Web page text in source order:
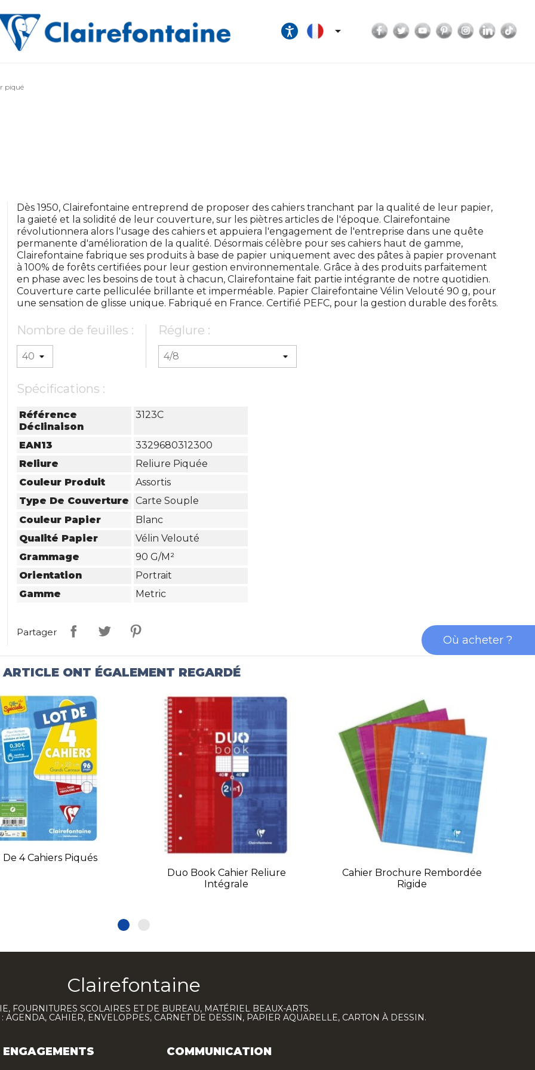
 Facebook
TwitterYouTubePinterestInstagram
piqué
Dès 1950, Clairefontaine entreprend de proposer des cahiers tranchant par la qualité de leur papier,
la gaieté et la solidité de leur couverture, sur les piètres articles de l'époque. Clairefontaine
révolutionnera alors l'usage des cahiers et appuiera l'engagement de l'entreprise dans une quête
permanente d'amélioration de la qualité. Désormais célèbre pour ses cahiers haut de gamme,
Clairefontaine fabrique ses produits à base de papier uniquement avec des pâtes à papier provenant
à 100% de forêts certifiées pour leur gestion environnementale. Grâce à des produits parfaitement
en phase avec les besoins de tout à chacun, Clairefontaine fait partie intégrante de notre quotidien.
Couverture carte pelliculée brillante et imperméable. Papier Clairefontaine Vélin Velouté 90 g, pour
une sensation de glisse unique. Fabriqué en France. Certifié PEFC, pour la gestion durable des forêts.
Nombre de feuilles : Réglure :
Spécifications :
Référence
Déclinaison
3123C
EAN13
3329680312300
Reliure
Reliure Piquée
Couleur Produit
Assortis
Type De Couverture
Carte Souple
Couleur Papier
Blanc
Qualité Papier
Vélin Velouté
Grammage
90 G/m²
Orientation
Portrait
Gamme
Metric
Partager
ONT ÉGALEMENT REGARDÉ
4 Cahiers Piqués
Duo Book Cahier Reliure
Intégrale
Cahier Brochure Rembordée
Rigide
Clairefontaine
FOURNITURES SCOLAIRES ET DE BUREAU, MATÉRIEL BEAUX-ARTS.
AGENDA, CAHIER, ENVELOPPES, CARNET DE DESSIN, PAPIER AQUARELLE, CARTON À DESSIN.
ENGAGEMENTS COMMUNICATION
Où acheter ?